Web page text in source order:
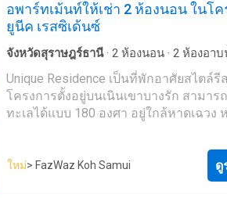
อีกเพียง 350 เมตรจึงจะถึงตัวโครงการ
ประเภทคอนโดมิเนียม Residence Suite
(26 ตร.ม.)สตูดิโอ Grand Suite (34 ตร.ม
Suite (52 ตร.ม.)1 ห้องนอน Grand Suite
ห้องนอน Suite (68 ตร.ม.)ประเภทวิลล่า
ห้องนอน พร้อมสระว่ายน้ำส่วนตัว (90 ตร.
นอน พร้อมสระว่ายน้ำส่วนตัว (130 ตร.ม
ริมหาด พร้อมสระว่ายน้ำส่วนตัว (130 ตร
ตร.ม.)สำหรับห้องของโครงการ จะขายแ
Furnished พร้อมเข้าอยู่ โดยจะมีชุดครัว
ประกอบอาหารพร้อมซิงค์ เตาไฟฟ้า เค
ที่ครบครันและตอบโจทย์ทุกฟังก์ชันในกา
อย่างลงตัวรายละเอียดโครงการArisara
(อริสรา เพลส) เป็นคอนโดมิเนียม ตั้งอยู่ที่
บ่อผุด อำเภอเกาะสมุยจังหวัดสุราษฎร์ธา
โครงการ อริสรา เพลส จัดเป็นโครงการป
คอนโดมิเนียม Low Rise จำนวน 1 อาคา
ประกอบด้วยยูนิตพักอาศัยทั้งหมด 50 ยูนิต
ตารางเมตรสิ่งอำนวยความสะดวกภายใ
สระว่ายน้ำ- ฟิตเนส- สวนพักผ่อน- ลานจ
รักษาความปลอดภัย 24 ชั่วโมง- CCTVก
อพาร์ทเม้นท์ให้เช่า 2 ห้องนอน ในโค
ยูนีค เรสซิเด้นซ์
จังหวัดสุราษฎร์ธานี · 2 ห้องนอน · 2 ห้องอาบ
เม้นท์์
ระเบียง ที่จอดรถ · ไฟฟ้า · ห้องครัว
ครัวแบบผสมผสาน·อินเตอร์เน็ต·ห้องทำงา
·สระว่ายน้ำ· ลานระเบียง ·เคเบิ้ลวิดีโอ·เจ้
Unique Residence เป็นที่พักอาศัยสไตล์รี
โครงการตั้งอยู่บนเนินเขาบางรัก สามาร
ทะเลได้แบบ 180 องศา อยู่ใกล้หาดเฉวง
รูปองค์ใหญ่ ด้วยความสูงจากระดับน้ำทะ
เมตร ดื่มด่ำไปกับทัศนียภาพแห่งท้องทะเ
ของอ่าวไทย ให้คุณได้สัมผัมกับธรรมชา
ใหม่> FazWaz Koh Samui ดู